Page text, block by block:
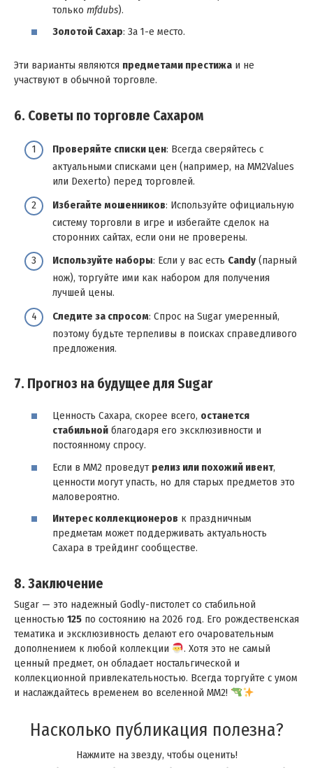
только mfdubs).
Золотой Сахар: За 1-е место.
Эти варианты являются предметами престижа и не
участвуют в обычной торговле.
6. Советы по торговле Сахаром
Проверяйте списки цен: Всегда сверяйтесь с
актуальными списками цен (например, на MM2Values
или Dexerto) перед торговлей.
Избегайте мошенников: Используйте официальную
систему торговли в игре и избегайте сделок на
сторонних сайтах, если они не проверены.
Используйте наборы: Если у вас есть Candy (парный
нож), торгуйте ими как набором для получения
лучшей цены.
Следите за спросом: Спрос на Sugar умеренный,
поэтому будьте терпеливы в поисках справедливого
предложения.
7. Прогноз на будущее для Sugar
Ценность Сахара, скорее всего, останется
стабильной благодаря его эксклюзивности и
постоянному спросу.
Если в MM2 проведут релиз или похожий ивент,
ценности могут упасть, но для старых предметов это
маловероятно.
Интерес коллекционеров к праздничным
предметам может поддерживать актуальность
Сахара в трейдинг сообществе.
8. Заключение
Sugar — это надежный Godly-пистолет со стабильной
ценностью 125 по состоянию на 2026 год. Его рождественская
тематика и эксклюзивность делают его очаровательным
дополнением к любой коллекции
. Хотя это не самый
ценный предмет, он обладает ностальгической и
коллекционной привлекательностью. Всегда торгуйте с умом
и наслаждайтесь временем во вселенной MM2!
Насколько публикация полезна?
Нажмите на звезду, чтобы оценить!